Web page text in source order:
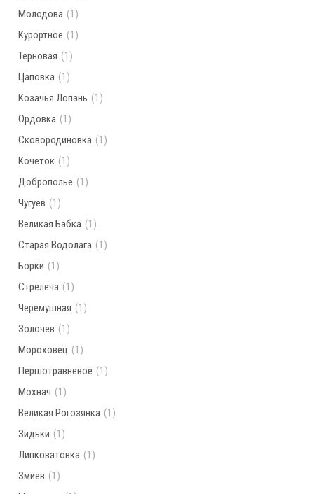
Молодова (1)
Курортное (1)
Терновая (1)
Цаповка (1)
Козачья Лопань (1)
Ордовка (1)
Сковородиновка (1)
Кочеток (1)
Доброполье (1)
Чугуев (1)
Великая Бабка (1)
Старая Водолага (1)
Борки (1)
Стрелеча (1)
Черемушная (1)
Золочев (1)
Мороховец (1)
Першотравневое (1)
Мохнач (1)
Великая Рогозянка (1)
Зидьки (1)
Липковатовка (1)
Змиев (1)